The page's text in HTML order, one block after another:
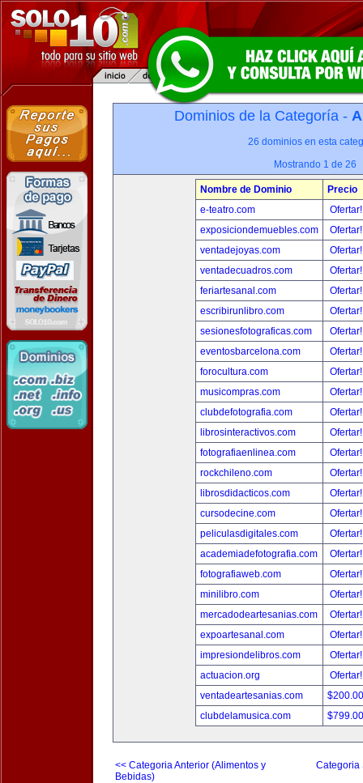
Dominios de la Categoría -
26 dominios en esta
Mostrando 1 de 26
Nombre de Dominio
Precio
e-teatro.com
exposiciondemuebles.com
ventadejoyas.com
ventadecuadros.com
feriartesanal.com
escribirunlibro.com
sesionesfotograficas.com
eventosbarcelona.com
forocultura.com
musicompras.com
clubdefotografia.com
librosinteractivos.com
fotografiaenlinea.com
rockchileno.com
librosdidacticos.com
cursodecine.com
peliculasdigitales.com
academiadefotografia.com
fotografiaweb.com
minilibro.com
mercadodeartesanias.com
expoartesanal.com
impresiondelibros.com
actuacion.org
ventadeartesanias.com
clubdelamusica.com
<< Categoria Anterior (Alimentos y
Bebidas)
Categoria